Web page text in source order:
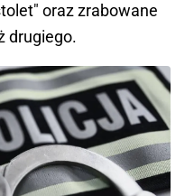
oraz zrabowane
drugiego.